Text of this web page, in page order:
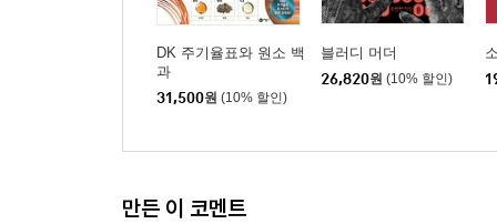
DK 주기율표와 원소 백
과
31,500원 (10% 할인)
블러디 머더
26,820원 (10% 할인)
만든 이 코멘트